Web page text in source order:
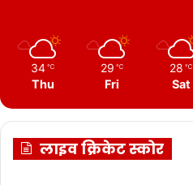
34 ℃
Thu
29 ℃
Fri
28 ℃
Sat
लाइव क्रिकेट स्कोर